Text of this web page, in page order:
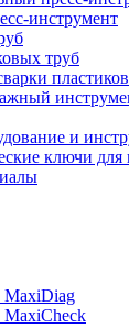
инструмент
труб
и
ключи для
MaxiDiag